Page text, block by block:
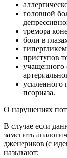
головной
тремора
боли в
приступов
учащенного
усиленного
псориаза.
О нарушениях
В случае если
заменить
дженериков (с
называют: